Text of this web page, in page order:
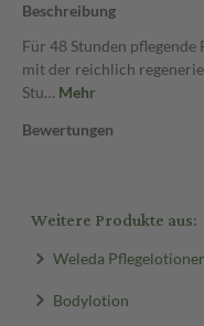
Beschreibung
Für 48 Stunden
mit der reichlich
Stu… Mehr
Bewertungen
Weitere Produkte aus:
Weleda
Bodylotion